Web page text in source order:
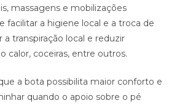
massagens e mobilizações
facilitar a higiene local e a troca de
a transpiração local e reduzir
calor, coceiras, entre outros.
a bota possibilita maior conforto e
quando o apoio sobre o pé